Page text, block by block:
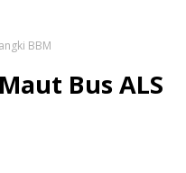
BBM
Bus ALS